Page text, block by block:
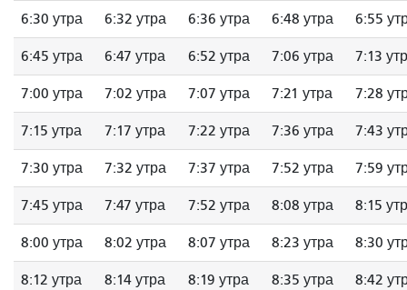
6:30 утра 6:32 утра 6:36 утра 6:48 утра 6:55
6:45 утра 6:47 утра 6:52 утра 7:06 утра 7:13
7:00 утра 7:02 утра 7:07 утра 7:21 утра 7:28
7:15 утра 7:17 утра 7:22 утра 7:36 утра 7:43
7:30 утра 7:32 утра 7:37 утра 7:52 утра 7:59
7:45 утра 7:47 утра 7:52 утра 8:08 утра 8:15
8:00 утра 8:02 утра 8:07 утра 8:23 утра 8:30
8:12 утра 8:14 утра 8:19 утра 8:35 утра 8:42